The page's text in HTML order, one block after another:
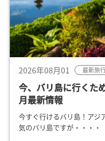
2026年08月01 最新旅
今、バリ島に行くた
月最新情報
今すぐ行けるバリ島！アジ
気のバリ島ですが・・・・